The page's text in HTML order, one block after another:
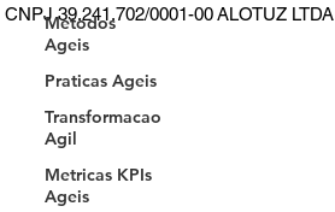
Metodos
Ageis
Praticas Ageis
Transformacao
Agil
Metricas KPIs
Ageis
CNPJ 39.241.702/0001-00ALOTUZ LTDA